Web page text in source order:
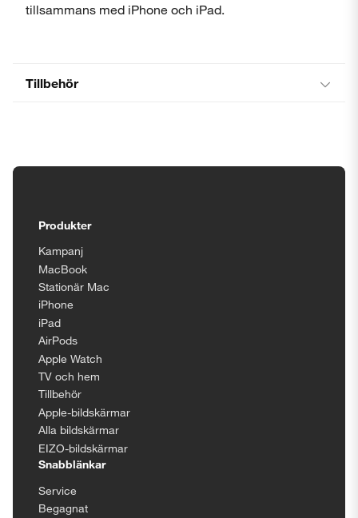
tillsammans med iPhone och iPad.
Tillbehör
Produkter
Kampanj
MacBook
Stationär Mac
iPhone
iPad
AirPods
Apple Watch
TV och hem
Tillbehör
Apple-bildskärmar
Alla bildskärmar
EIZO-bildskärmar
Snabblänkar
Service
Begagnat